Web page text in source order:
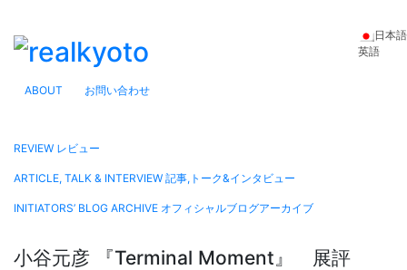
日本語
英語
ABOUT お問い合わせ
REVIEW レビュー
ARTICLE, TALK & INTERVIEW 記事,トーク&インタビュー
INITIATORS’ BLOG ARCHIVE オフィシャルブログアーカイブ
小谷元彦 『Terminal Moment』 展評